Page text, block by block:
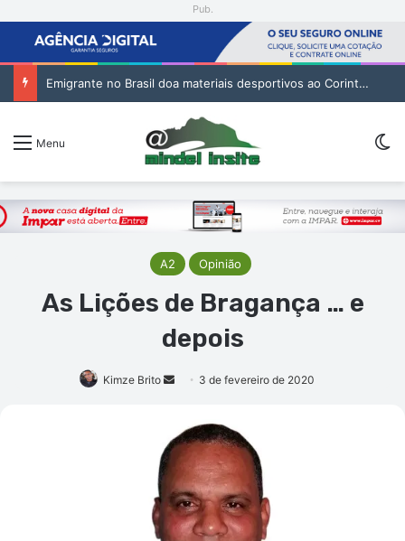
Pub.
Emigrante no Brasil doa materiais desportivos ao Corinthians de São Vicente
Menu
A2 Opinião
As Lições de Bragança … e
depois
Kimze Brito
Mande
mail
3 de fevereiro de 2020